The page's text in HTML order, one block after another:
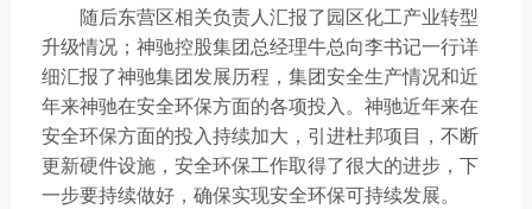
随后东营区相关负责人汇报了园区化工产业转型
升级情况；神驰控股集团总经理牛总向李书记一行详
细汇报了神驰集团发展历程，集团安全生产情况和近
年来神驰在安全环保方面的各项投入。神驰近年来在
安全环保方面的投入持续加大，引进杜邦项目，不断
更新硬件设施，安全环保工作取得了很大的进步，下
一步要持续做好，确保实现安全环保可持续发展。